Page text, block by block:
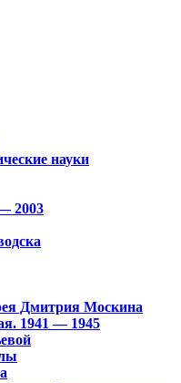
науки
2003
Дмитрия Москина
1941 — 1945